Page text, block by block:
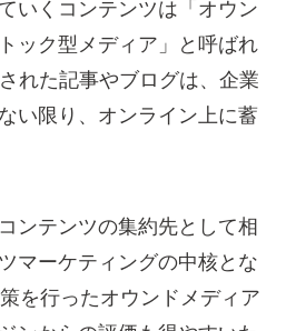
いくコンテンツは「オウン
ック型メディア」と呼ばれ
れた記事やブログは、企業
い限り、オンライン上に蓄
ンテンツの集約先として相
マーケティングの中核とな
を行ったオウンドメディア